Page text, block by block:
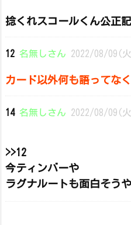
捻くれスコールくん公正
12 名無しさん 2022/08/09(
カード以外何も語ってな
14 名無しさん 2022/08/09(
>>12
今ティンバーや
ラグナルートも面白そう